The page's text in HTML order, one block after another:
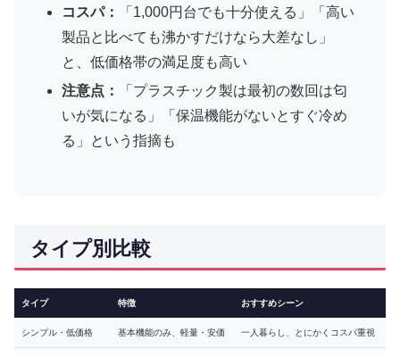
コスパ：
「1,000円台でも十分使える」「高い
製品と比べても沸かすだけなら大差なし」
と、低価格帯の満足度も高い
注意点：
「プラスチック製は最初の数回は匂
いが気になる」「保温機能がないとすぐ冷め
る」という指摘も
タイプ別比較
タイプ 特徴 おすすめシーン
シンプル・低価格 基本機能のみ、軽量・安価 一人暮らし、とにかくコスパ重視